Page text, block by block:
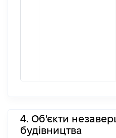
4. Об'єкти
будівництва